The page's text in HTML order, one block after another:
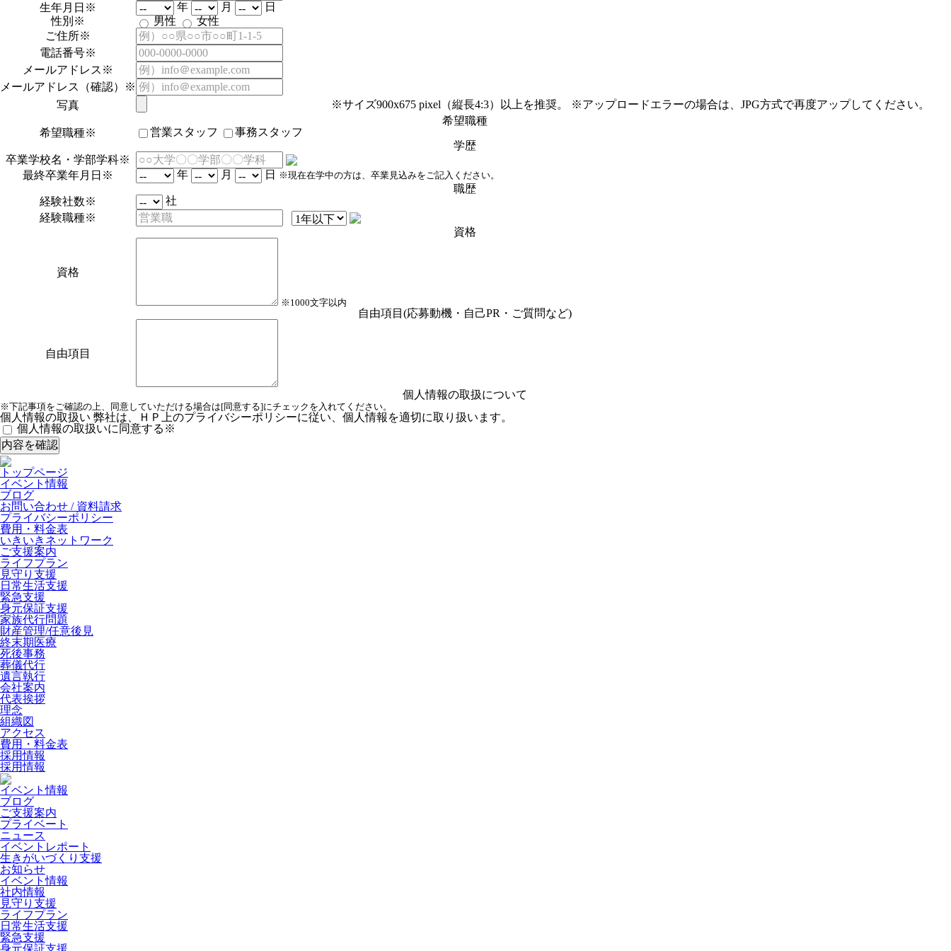
生年月日 ※ 年 月
日
性別 ※ 男性
女性
ご住所※
電話番号※
メールアドレス ※
メールアドレス（確認）
※
写真
※サイズ900x675 pixel（縦長4:3）以上を推奨。
※アップロードエラーの場合は、JPG方式で再度アップしてください。
希望職種
希望職種※ 営業スタッフ
事務スタッフ
学歴
卒業学校名・学部学科※
最終卒業年月日 ※ 年 月 日 ※現在在学中の方は、卒業見込みをご記入ください。
職歴
経験社数※
社
経験職種※
資格
資格
※1000文字以内
自由項目(応募動機・自己PR・ご質問など)
自由項目
個人情報の取扱について
※下記事項をご確認の上、同意していただける場合は[同意する]にチェックを入れてください。
個人情報の取扱い 弊社は、ＨＰ上のプライバシーポリシーに従い、個人情報を適切に取り扱います。
個人情報の取扱いに同意する ※
トップページ
イベント情報
ブログ
お問い合わせ / 資料請求
プライバシーポリシー
費用・料金表
いきいきネットワーク
ご支援案内
ライフプラン
見守り支援
日常生活支援
緊急支援
身元保証支援
家族代行問題
財産管理/任意後見
終末期医療
死後事務
葬儀代行
遺言執行
会社案内
代表挨拶
理念
組織図
アクセス
費用・料金表
採用情報
採用情報
イベント情報
ブログ
ご支援案内
プライベート
ニュース
イベントレポート
生きがいづくり支援
お知らせ
イベント情報
社内情報
見守り支援
ライフプラン
日常生活支援
緊急支援
身元保証支援